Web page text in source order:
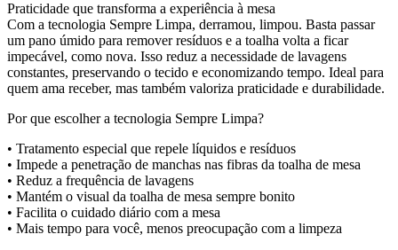
Praticidade que transforma a experiência à mesa
Com a tecnologia Sempre Limpa, derramou, limpou. Basta passar
um pano úmido para remover resíduos e a toalha volta a ficar
impecável, como nova. Isso reduz a necessidade de lavagens
constantes, preservando o tecido e economizando tempo. Ideal para
quem ama receber, mas também valoriza praticidade e durabilidade.
Por que escolher a tecnologia Sempre Limpa?
• Tratamento especial que repele líquidos e resíduos
• Impede a penetração de manchas nas fibras da toalha de mesa
• Reduz a frequência de lavagens
• Mantém o visual da toalha de mesa sempre bonito
• Facilita o cuidado diário com a mesa
• Mais tempo para você, menos preocupação com a limpeza